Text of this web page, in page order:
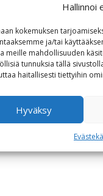
Hallinnoi
kokemuksen
ja/tai
meille mahdollisuuden
tunnuksia tällä
haitallisesti tiettyihin
Hyväksy